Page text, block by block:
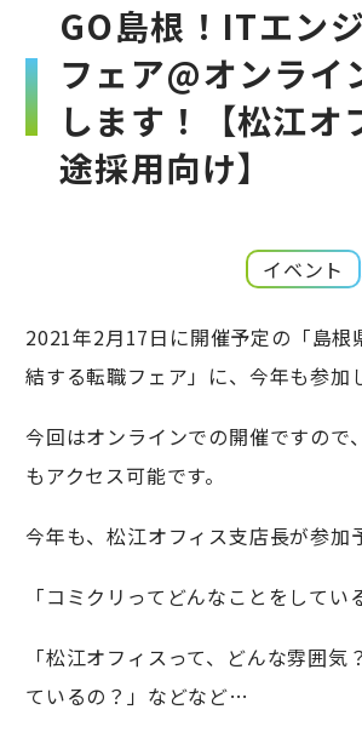
GO島根！ITエン
フェア@オンライ
します！【松江オ
途採用向け】
イベント
2021年2月17日に開催予定の「島根
結する転職フェア」に、今年も参加
今回はオンラインでの開催ですので
もアクセス可能です。
今年も、松江オフィス支店長が参加
「コミクリってどんなことをしてい
「松江オフィスって、どんな雰囲気
ているの？」などなど…